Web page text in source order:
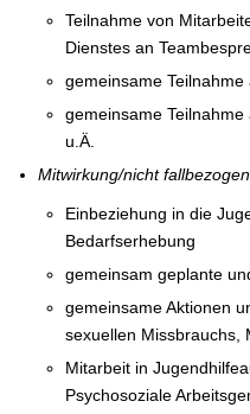
Teilnahme von
Dienstes an
gemeinsame
gemeinsame
u.Ä.
Mitwirkung/nicht
Einbeziehung in die
Bedarfserhebung
gemeinsam geplante
gemeinsame Aktionen
sexuellen Missbrauchs,
Mitarbeit in
Psychosoziale